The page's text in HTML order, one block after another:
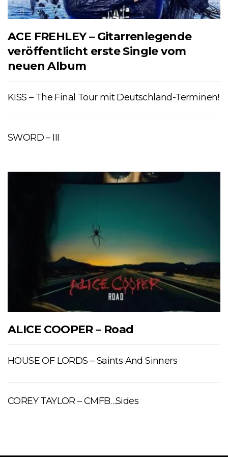
ACE FREHLEY – Gitarrenlegende
veröffentlicht erste Single vom
neuen Album
KISS – The Final Tour mit Deutschland-Terminen!
SWORD – III
ALICE COOPER – Road
HOUSE OF LORDS – Saints And Sinners
COREY TAYLOR – CMFB…Sides